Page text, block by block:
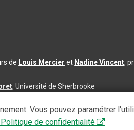
de Louis Mercier et Nadine Vincent,
, Université de Sherbrooke
08-03
Vous pouvez paramétrer
de confidentialité